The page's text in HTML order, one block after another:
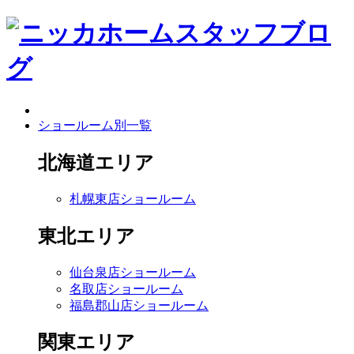
ショールーム別一覧
北海道エリア
札幌東店ショールーム
東北エリア
仙台泉店ショールーム
名取店ショールーム
福島郡山店ショールーム
関東エリア